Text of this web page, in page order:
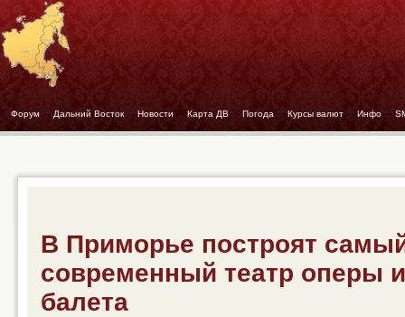
Форум - - Дальний Восток - - Новости - - Карта ДВ - - Погода - - Курсы валют - - Инфо - -
В Приморье построят
современный театр оперы и
балета